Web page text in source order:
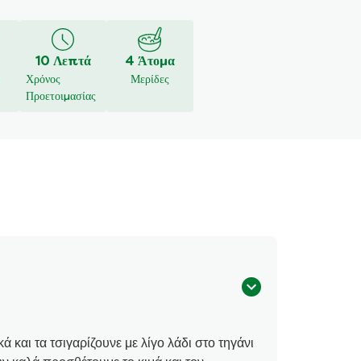
10 Λεπτά
Χρόνος
Προετοιμασίας
4 Άτομα
Μερίδες
τα τσιγαρίζουνε με λίγο λάδι στο τηγάνι